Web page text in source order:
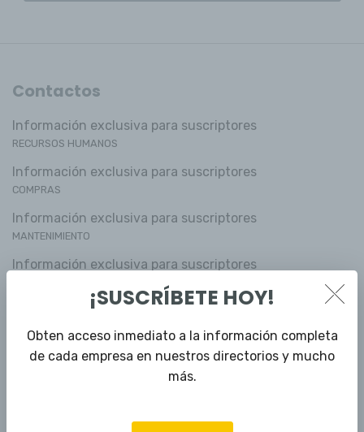
Contactos
Información exclusiva para suscriptores
RECURSOS HUMANOS
Información exclusiva para suscriptores
COMPRAS
Información exclusiva para suscriptores
MANTENIMIENTO
Información exclusiva para suscriptores
Información exclusiva para suscriptores
MEDIO AMBIENTE
Información exclusiva para suscriptores
¡SUSCRÍBETE HOY!
Obten acceso inmediato a la información completa
de cada empresa en nuestros directorios y mucho
más.